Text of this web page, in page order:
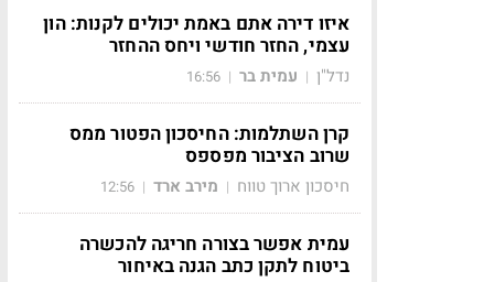
איזו דירה אתם באמת יכולים לקנות: הון
עצמי, החזר חודשי ויחס ההחזר
נדל"ן | עמית בר |
16:56
קרן השתלמות: החיסכון הפטור ממס
שרוב הציבור מפספס
חיסכון ארוך טווח | מירב ארד |
12:56
עמית אפשר בצורה חריגה להכשרה
ביטוח לתקן כתב הגנה באיחור